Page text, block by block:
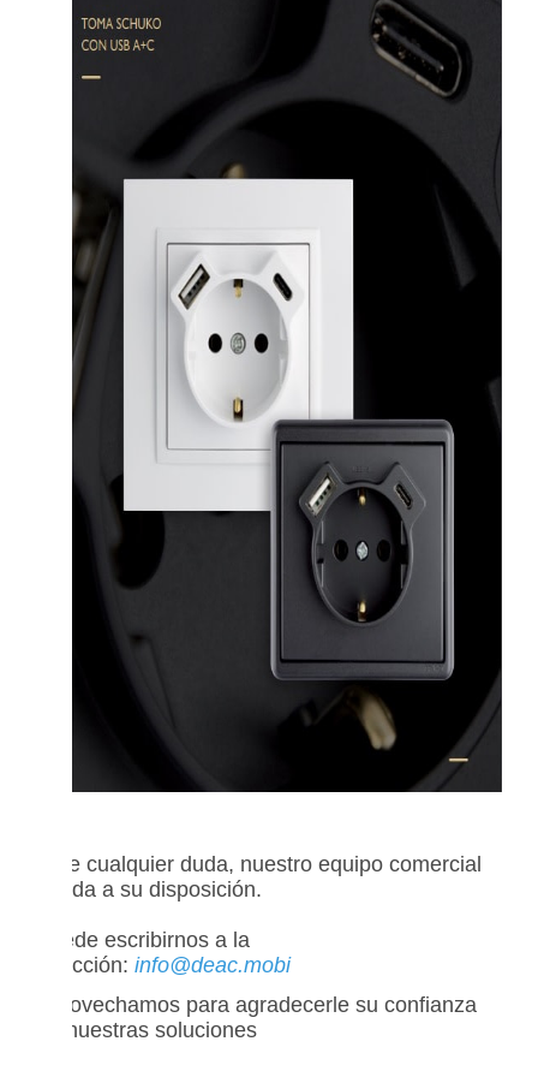
Ante cualquier duda, nuestro equipo comercial
queda a su disposición.
Puede escribirnos a la
dirección: info@deac.mobi
Aprovechamos para agradecerle su confianza
en nuestras soluciones